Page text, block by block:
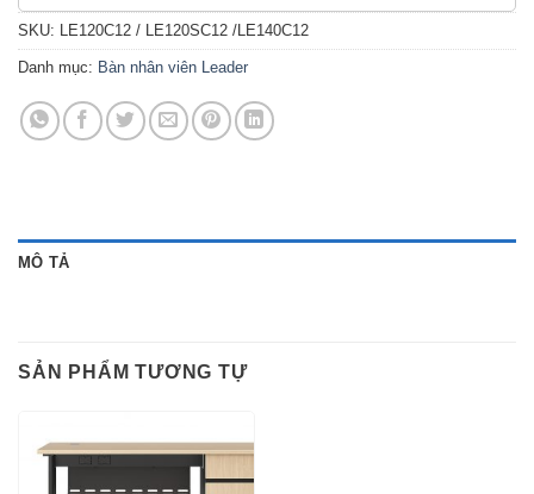
SKU: LE120C12 / LE120SC12 /LE140C12
Danh mục: Bàn nhân viên Leader
MÔ TẢ
SẢN PHẨM TƯƠNG TỰ